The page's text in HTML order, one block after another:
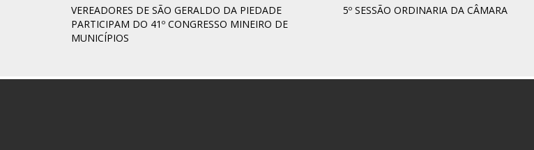
VEREADORES DE SÃO GERALDO DA PIEDADE
PARTICIPAM DO 41º CONGRESSO MINEIRO DE
MUNICÍPIOS
5º SESSÃO ORDINARIA DA CÂMARA